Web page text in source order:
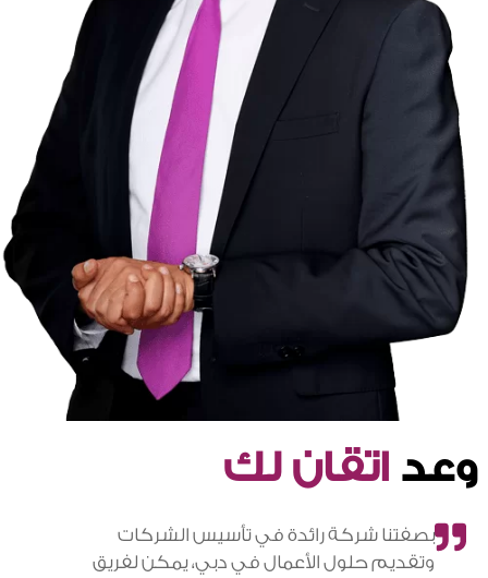
وعد اتقان لك
بصفتنا شركة رائدة في تأسيس الشركات
وتقديم حلول الأعمال في دبي، يمكن لفريق